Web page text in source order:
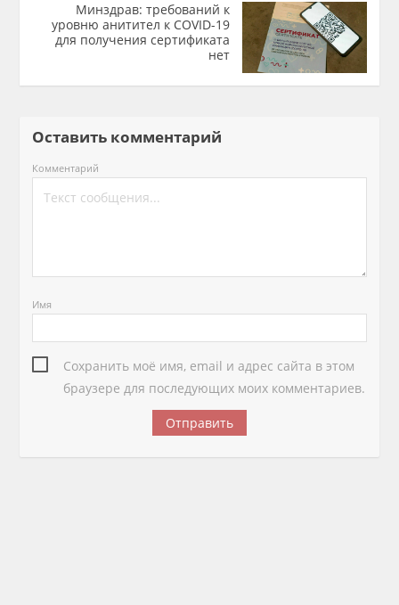
Минздрав: требований к
уровню анитител к COVID-19
для получения сертификата
нет
Оставить комментарий
Комментарий
Имя
Сохранить моё имя, email и адрес сайта в этом
браузере для последующих моих комментариев.